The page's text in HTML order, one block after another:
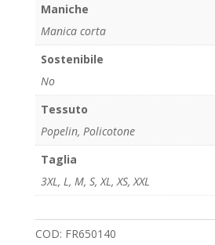
Maniche
Manica corta
Sostenibile
No
Tessuto
Popelin, Policotone
Taglia
3XL , L , M, S, XL , XS, XXL
COD: FR650140